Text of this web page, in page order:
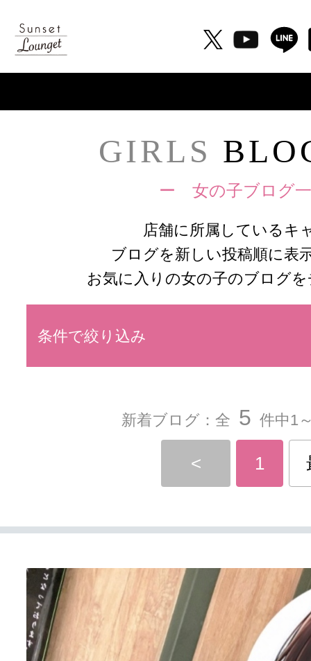
GIRLS
ー 女の子ブログ
店舗に所属しているキ
ブログを新しい投稿順に表
お気に入りの女の子のブログ
条件で絞り込み
新着ブログ：全 5 件中1
< 1